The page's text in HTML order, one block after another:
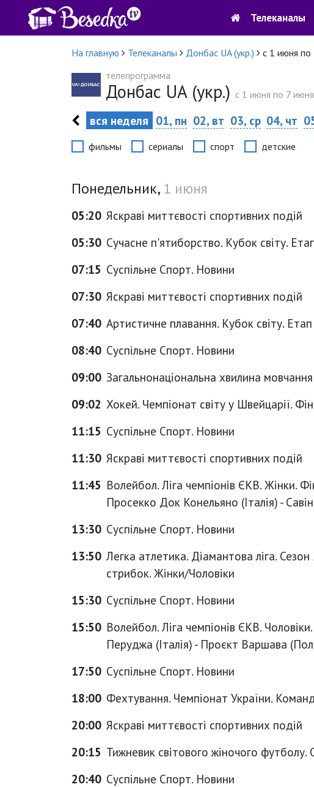
Телеканалы
На главную Телеканалы Донбас UA (укр.)
с 1 июня по
телепрограмма
Донбас UA (укр.) c 1 июня по 7
вся неделя 01, пн 02, вт 03, ср 04, чт
фильмы сериалы спорт детские
Понедельник, 1 июня
05:20 Яскраві миттєвості спортивних подій
05:30 Сучасне п'ятиборство. Кубок світу.
07:15 Суспільне Спорт. Новини
07:30 Яскраві миттєвості спортивних подій
07:40 Артистичне плавання. Кубок світу.
08:40 Суспільне Спорт. Новини
09:00 Загальнонаціональна хвилина мовчання
09:02 Хокей. Чемпіонат світу у Швейцарії.
11:15 Суспільне Спорт. Новини
11:30 Яскраві миттєвості спортивних подій
11:45 Волейбол. Ліга чемпіонів ЄКВ. Жінки.
Просекко Док Конельяно (Італія) -
13:30 Суспільне Спорт. Новини
13:50 Легка атлетика. Діамантова ліга.
стрибок. Жінки/Чоловіки
15:30 Суспільне Спорт. Новини
15:50 Волейбол. Ліга чемпіонів ЄКВ.
Перуджа (Італія) - Проєкт Варшава
17:50 Суспільне Спорт. Новини
18:00 Фехтування. Чемпіонат України.
20:00 Яскраві миттєвості спортивних подій
20:15 Тижневик світового жіночого футболу.
20:40 Суспільне Спорт. Новини